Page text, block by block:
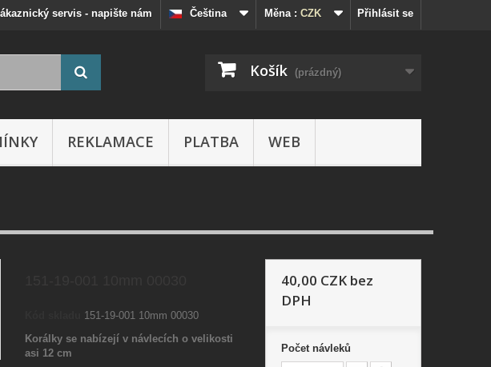
Přihlásit se
Měna : CZK
Čeština
servis - napište nám
Košík (prázdný)
REKLAMACE PLATBA WEB
151-19-001 10mm 00030
Korálky se nabízejí v návlecích o velikosti
asi 12 cm
40,00 CZKbez
DPH
Počet návleků